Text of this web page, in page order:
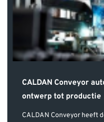
CALDAN Conveyor
ontwerp tot productie
CALDAN Conveyor heeft